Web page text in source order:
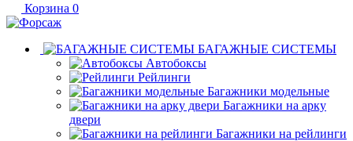
Корзина 0
БАГАЖНЫЕ СИСТЕМЫ
Автобоксы
Рейлинги
Багажники модельные
Багажники на арку
двери
Багажники на рейлинги